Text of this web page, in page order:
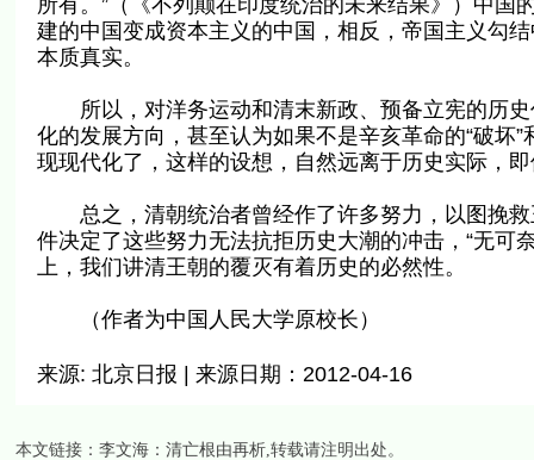
所有。”（《不列颠在印度统治的未来结果》）中
建的中国变成资本主义的中国，相反，帝国主义勾
本质真实。
所以，对洋务运动和清末新政、预备立宪的历史
化的发展方向，甚至认为如果不是辛亥革命的“破坏
现现代化了，这样的设想，自然远离于历史实际，
总之，清朝统治者曾经作了许多努力，以图挽救
件决定了这些努力无法抗拒历史大潮的冲击，“无可
上，我们讲清王朝的覆灭有着历史的必然性。
（作者为中国人民大学原校长）
来源: 北京日报 | 来源日期：2012-04-16
本文链接： 李文海：清亡根由再析,转载请注明出处。